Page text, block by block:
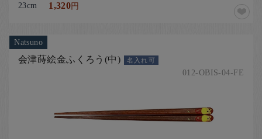
23cm 1,320円
Natsuno
会津蒔絵金ふくろう(中) 名入れ可
012-OBIS-04-FE